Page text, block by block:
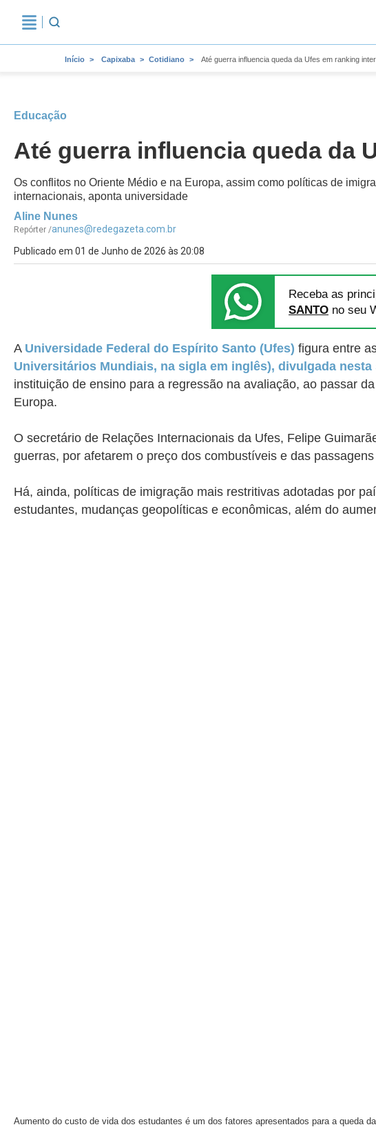
Início Capixaba Cotidiano Até guerra influencia queda da Ufes em ranking
Educação
Até guerra influencia queda da
Os conflitos no Oriente Médio e na Europa, assim como políticas de
internacionais, aponta universidade
Aline Nunes
Repórter /anunes@redegazeta.com.br
Publicado em 01 de Junho de 2026 às 20:08
Receba as
SANTO no seu
A Universidade Federal do Espírito Santo (Ufes) figura entre
Universitários Mundiais, na sigla em inglês), divulgada nesta
instituição de ensino para a regressão na avaliação, ao passar
Europa.
O secretário de Relações Internacionais da Ufes, Felipe
guerras, por afetarem o preço dos combustíveis e das
Há, ainda, políticas de imigração mais restritivas adotadas por
estudantes, mudanças geopolíticas e econômicas, além do
Aumento do custo de vida dos estudantes é um dos fatores apresentados para a queda